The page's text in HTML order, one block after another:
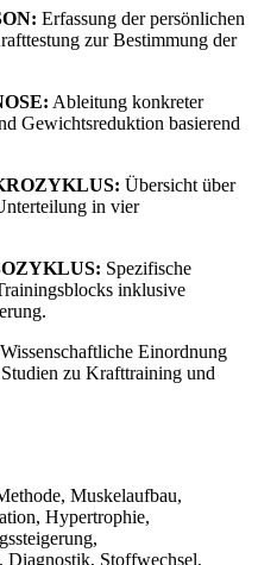
Erfassung der persönlichen
zur Bestimmung der
Ableitung konkreter
Gewichtsreduktion basierend
Übersicht über
in vier
Spezifische
inklusive
Wissenschaftliche Einordnung
zu Krafttraining und
Muskelaufbau,
Hypertrophie,
Diagnostik, Stoffwechsel,